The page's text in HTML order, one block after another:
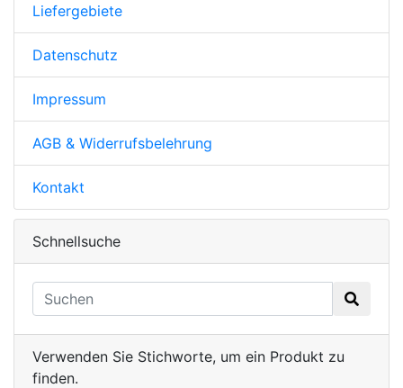
Liefergebiete
Datenschutz
Impressum
AGB & Widerrufsbelehrung
Kontakt
Schnellsuche
Verwenden Sie Stichworte, um ein Produkt zu
finden.